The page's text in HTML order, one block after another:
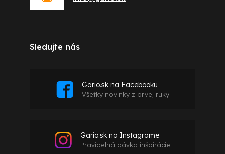
Sledujte nás
Gario.sk na Facebooku
Všetky novinky z prvej ruky
Gario.sk na Instagrame
Pravidelná dávka inšpirácie